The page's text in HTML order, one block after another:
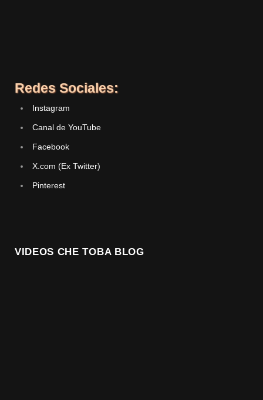
Redes Sociales:
Instagram
Canal de YouTube
Facebook
X.com (Ex Twitter)
Pinterest
VIDEOS CHE TOBA BLOG